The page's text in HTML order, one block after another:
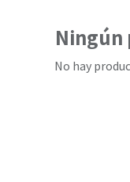
No hay